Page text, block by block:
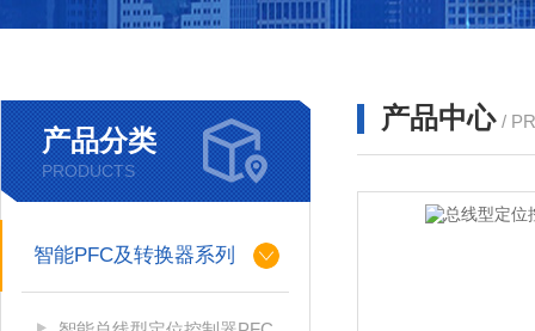
产品分类
PRODUCTS
智能PFC及转换器系列
产品中心 /